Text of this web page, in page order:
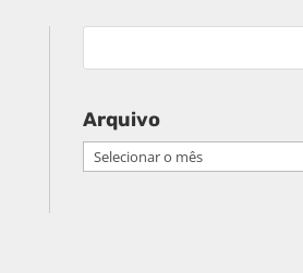
Arquivo
Arquivo